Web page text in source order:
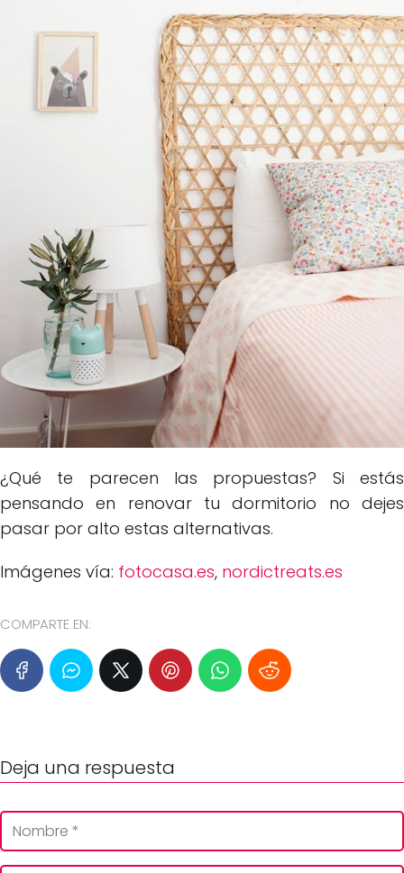
¿Qué te parecen las propuestas? Si estás
pensando en renovar tu dormitorio no dejes
pasar por alto estas alternativas.
Imágenes vía: fotocasa.es, nordictreats.es
COMPARTE EN:
Deja una respuesta